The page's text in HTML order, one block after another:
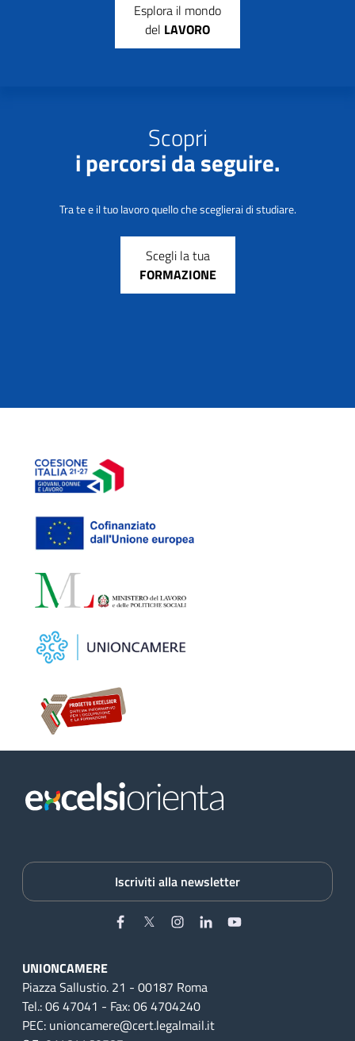
Esplora il mondo
del LAVORO
Scopri
i percorsi da seguire.
Tra te e il tuo lavoro quello che sceglierai di studiare.
Scegli la tua
FORMAZIONE
Iscriviti alla newsletter
FacebookTwitter Instagram
Linkedin
UNIONCAMERE
Piazza Sallustio. 21 - 00187 Roma
Tel.: 06 47041 - Fax: 06 4704240
PEC: unioncamere@cert.legalmail.it